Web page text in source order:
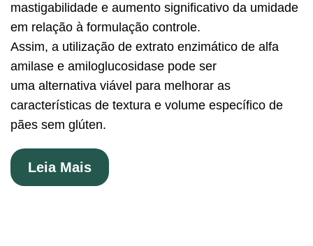
mastigabilidade e aumento significativo da umidade
em relação à formulação controle.
Assim, a utilização de extrato enzimático de alfa
amilase e amiloglucosidase pode ser
uma alternativa viável para melhorar as
características de textura e volume específico de
pães sem glúten.
Leia Mais